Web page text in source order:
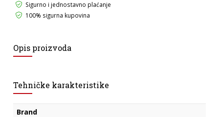
Sigurno i jednostavno plaćanje
100% sigurna kupovina
Opis proizvoda
Tehničke karakteristike
Brand